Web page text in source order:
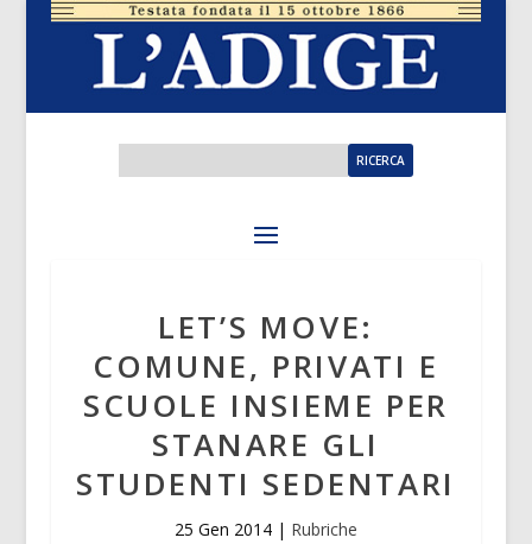
LET’S MOVE:
COMUNE, PRIVATI E
SCUOLE INSIEME PER
STANARE GLI
STUDENTI SEDENTARI
25 Gen 2014| Rubriche